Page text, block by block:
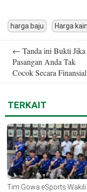
harga baju Harga kain
navigation
← Tanda ini Bukti Jika
Pasangan Anda Tak
Cocok Secara Finansial
TERKAIT
Tim Gowa eSports Wakili